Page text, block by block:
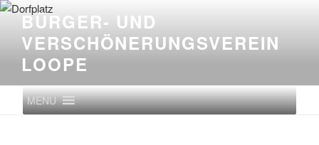
BÜRGER- UND
VERSCHÖNERUNGS­VEREIN
LOOPE
MENU